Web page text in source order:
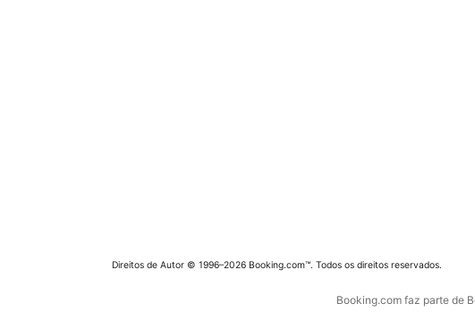
Direitos de Autor © 1996–2026 Booking.com™. Todos os direitos reservados.
Booking.com faz parte de